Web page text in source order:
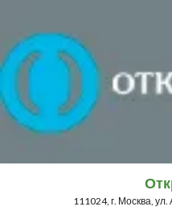
111024, г. Москва,